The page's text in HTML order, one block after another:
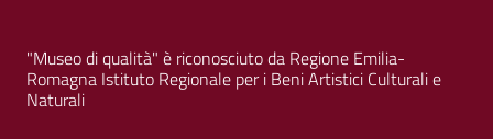
"Museo di qualità" è riconosciuto da Regione Emilia-
Romagna Istituto Regionale per i Beni Artistici Culturali e
Naturali